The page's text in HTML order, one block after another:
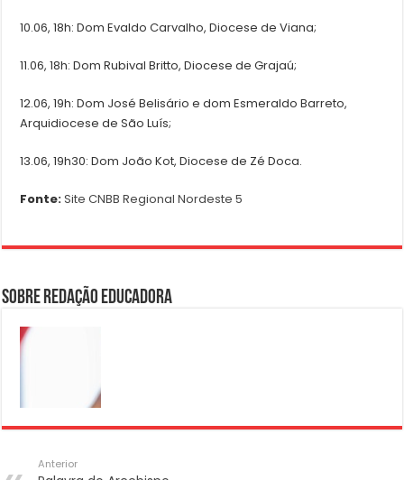
10.06, 18h: Dom Evaldo Carvalho, Diocese de Viana;
11.06, 18h: Dom Rubival Britto, Diocese de Grajaú;
12.06, 19h: Dom José Belisário e dom Esmeraldo Barreto,
Arquidiocese de São Luís;
13.06, 19h30: Dom João Kot, Diocese de Zé Doca.
Fonte:Site CNBB Regional Nordeste 5
Sobre Redação Educadora
Anterior